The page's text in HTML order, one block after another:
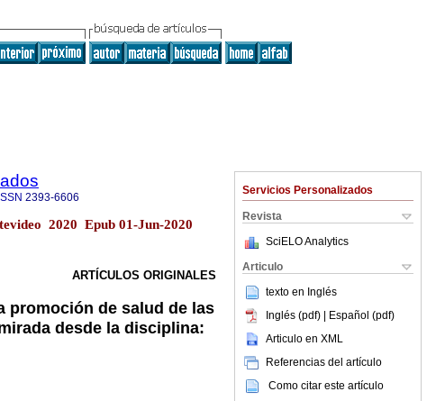
Servicios Personalizados
Revista
SciELO Analytics
Articulo
texto en Inglés
Inglés (pdf) | Español (pdf)
Articulo en XML
Referencias del artículo
Como citar este artículo
ISSN 2393-6606
2020 Epub 01-Jun-2020
ARTÍCULOS ORIGINALES
promoción de salud de las
desde la disciplina: